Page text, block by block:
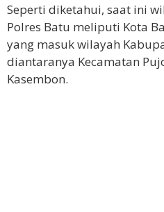
Seperti diketahui, saat ini
Polres Batu meliputi Kota
yang masuk wilayah
diantaranya Kecamatan
Kasembon.